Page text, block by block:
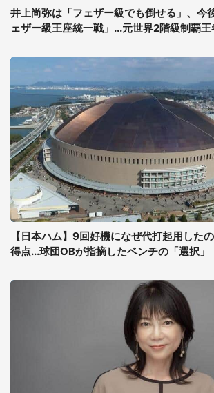
井上尚弥は「フェザー級でも倒せる」、今
ェザー級王座統一戦」...元世界2階級制覇
【日本ハム】9回好機になぜ代打起用した
得点...球団OBが指摘したベンチの「選択」